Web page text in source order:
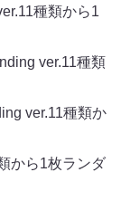
種類から1
ver.11種類
ver.11種類か
から1枚ランダ